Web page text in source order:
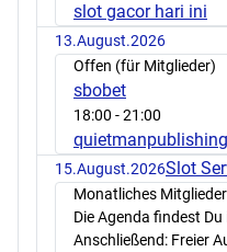
slot gacor hari ini
13.August.2026
Offen (für Mitglieder)
sbobet
18:00 - 21:00
quietmanpublishing
15.August.2026Slot
Monatliches
Die Agenda findest Du
Anschließend: Freier